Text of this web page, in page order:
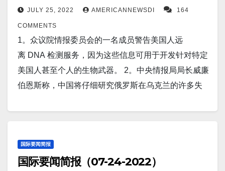
东尼·布林肯周五对记者说。 “作为我们共同责任的一部
分，继续以不会造成冲突前景的明智方式来处理，这
一点非常重要。” 以下是社区广告： 打赏或捐助方式如
下： 1）Venmo 电话号码确认：7414 2).
Zelle 或 Paypal (支付宝） Guzhendi@yahoo.com 衷
心感谢大家的支持！ 顾震帝 2022年7月30日。
入股票。 11。报道称，在中国船只驶往斯里兰卡之
丹·巴奇在每周一次的媒体简报会上说：“政府会仔细监
控任何影响印度安全和经济利益的事态发展，并采取
一切必要措施加以保护。” 12。越南电动汽车品
牌 VinFast 于 2019 年才开始销售汽车，但该公司已经
在北卡罗来纳州建造一座价值 20 亿美元的工厂。 它与
Chem、Gotion、Pininfarina 和 ZF。 此外，
VinFast 还从福特、通用、丰田、现代、保时捷、捷豹
压来保护你的心脏，其好处是“不可否认的”。 10。报
道称，美国COVID-19 病例继续下跌，过去一周美国感
染人数下降 15% 至每天 123,367 人，而死亡人数又下
降 16% 至每天 443 人，因为 BA.5 的激增失去动力。
11。报道称，美国民主党人和共和党人一致认为，佩
洛西不应顾及拜登的警告，应访问台湾。 12。据报
的太阳能汽车，明年将投产。Sono Motors 将其
Sion 汽车描述为：“一辆宽敞的电动汽车，续航里程可
岩石坠落了 2.5 公里。 在日本NHK公共电视台播放的
画面中，可以看到火山口附近闪烁的橙色火焰和山顶
上方飘荡着灰烬的黑烟。 日本气象厅建议面对火山的
两个城镇的51名居民离开家园，日本气象厅将火山喷
发的警戒级别提高到5级。 10。报道称，冠状病毒刺突
蛋白会激活自然免疫反应，损伤心肌细胞。 11。斯洛
——俄罗斯最高外交官表示，莫斯科在乌克兰的首要
目标是将其人民从其“不可接受的政权”中解放出来，他
已感觉好像已到了末日。 5。路透北京7月25日 - 科伦
易、投资和旅游业方面提供帮助，以帮助其实现可持
续发展。 这个拥有 2200 万人口的岛国在外汇储备耗
尽后，正遭受自 1948 年独立以来最严重的经济危
机。 对燃料、食品和药品短缺感到愤怒的抗议者推翻
生，李光镇说他用传统草药治疗发烧和其他小病。 但
护车、床位，甚至有时还缺乏治疗危重或急诊病人所
需的电力。 7。俄罗斯外交部长谢尔盖·拉夫罗夫周日
JULY 25, 2022 AMERICANNEWSDI 164
COMMENTS
1。众议院情报委员会的一名成员警告美国人远
离 DNA 检测服务，因为这些信息可用于开发针对特定
美国人甚至个人的生物武器。 2。中央情报局局长威廉
伯恩斯称，中国将仔细研究俄罗斯在乌克兰的许多失
军方周六晚成功袭击了乌克兰南部的一个俄罗斯弹药
库，造成 54 名俄罗斯士兵死亡，并摧毁了至少三辆坦
国际要闻简报
国际要闻简报（07-24-2022）